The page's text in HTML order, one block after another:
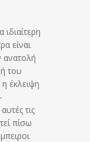
ιδιαίτερη
είναι
ανατολή
του
έκλειψη
τις
πίσω